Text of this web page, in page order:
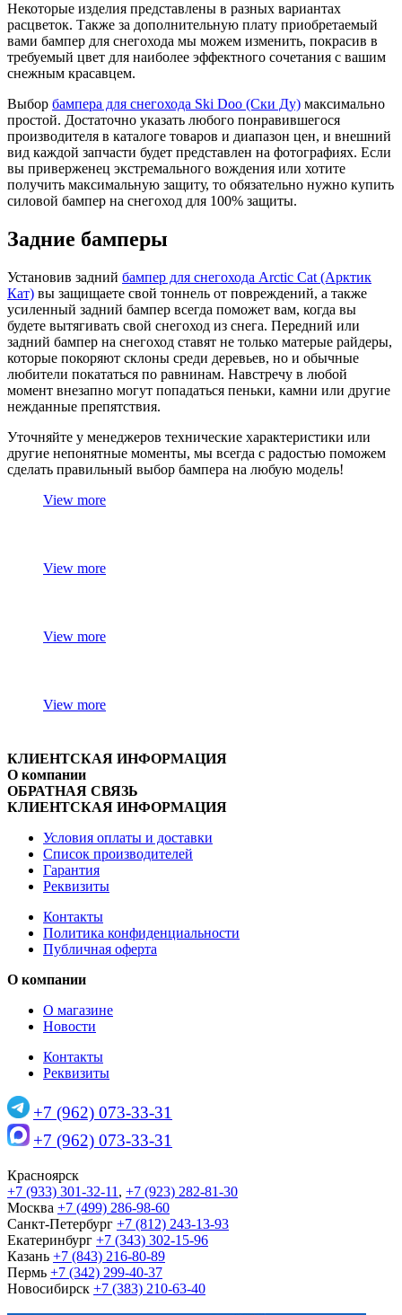
Некоторые изделия представлены в разных вариантах
расцветок. Также за дополнительную плату приобретаемый
вами бампер для снегохода мы можем изменить, покрасив в
требуемый цвет для наиболее эффектного сочетания с вашим
снежным красавцем.
Выбор бампера для снегохода Ski Doo (Ски Ду) максимально
простой. Достаточно указать любого понравившегося
производителя в каталоге товаров и диапазон цен, и внешний
вид каждой запчасти будет представлен на фотографиях. Если
вы приверженец экстремального вождения или хотите
получить максимальную защиту, то обязательно нужно купить
силовой бампер на снегоход для 100% защиты.
Задние бамперы
Установив задний бампер для снегохода Arctic Cat (Арктик
Кат) вы защищаете свой тоннель от повреждений, а также
усиленный задний бампер всегда поможет вам, когда вы
будете вытягивать свой снегоход из снега. Передний или
задний бампер на снегоход ставят не только матерые райдеры,
которые покоряют склоны среди деревьев, но и обычные
любители покататься по равнинам. Навстречу в любой
момент внезапно могут попадаться пеньки, камни или другие
нежданные препятствия.
Уточняйте у менеджеров технические характеристики или
другие непонятные моменты, мы всегда с радостью поможем
сделать правильный выбор бампера на любую модель!
View more
View more
View more
View more
КЛИЕНТСКАЯ ИНФОРМАЦИЯ
О компании
ОБРАТНАЯ СВЯЗЬ
КЛИЕНТСКАЯ ИНФОРМАЦИЯ
Условия оплаты и доставки
Список производителей
Гарантия
Реквизиты
Контакты
Политика конфиденциальности
Публичная оферта
О компании
О магазине
Новости
Контакты
Реквизиты
+7 (962) 073-33-31
+7 (962) 073-33-31
Красноярск
+7 (933) 301-32-11 , +7 (923) 282-81-30
Москва +7 (499) 286-98-60
Санкт-Петербург +7 (812) 243-13-93
Екатеринбург +7 (343) 302-15-96
Казань +7 (843) 216-80-89
Пермь +7 (342) 299-40-37
Новосибирск +7 (383) 210-63-40